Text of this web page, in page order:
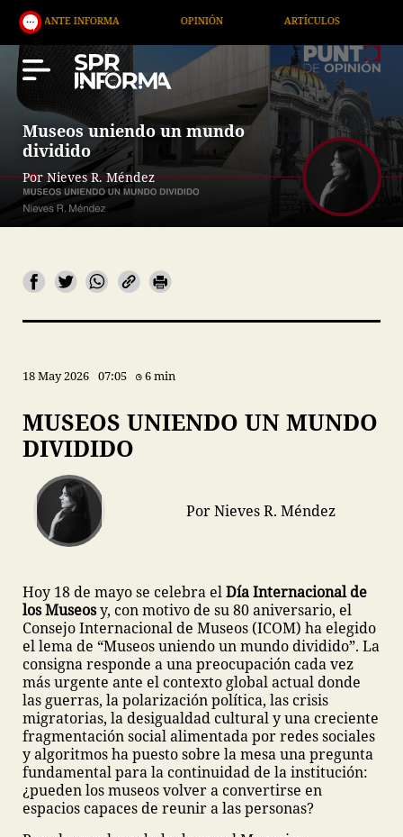
OPINIÓN ARTÍCULOS ARTE /
Museos uniendo un mundo
dividido
Por Nieves R. Méndez
18 May 2026 07:05 6 min
MUSEOS UNIENDO UN MUNDO
DIVIDIDO
Por Nieves R. Méndez
Hoy 18 de mayo se celebra elDía Internacional de
los Museosy, con motivo de su 80 aniversario, el
Consejo Internacional de Museos (ICOM) ha elegido
el lema de “Museos uniendo un mundo dividido”. La
consigna responde a una preocupación cada vez
más urgente ante el contexto global actual donde
las guerras, la polarización política, las crisis
migratorias, la desigualdad cultural y una creciente
fragmentación social alimentada por redes sociales
y algoritmos ha puesto sobre la mesa una pregunta
fundamental para la continuidad de la institución:
¿pueden los museos volver a convertirse en
espacios capaces de reunir a las personas?